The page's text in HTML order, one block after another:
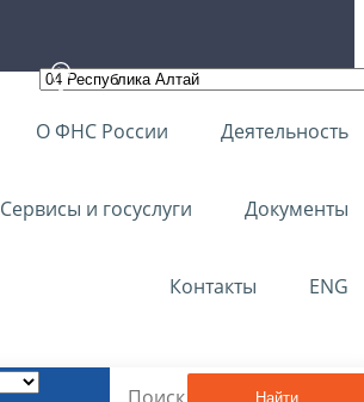
О ФНС России Деятельность
Сервисы и госуслуги Документы
Контакты ENG
Найти